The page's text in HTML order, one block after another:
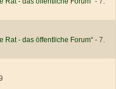
Rat - das öffentliche Forum“ - 7.